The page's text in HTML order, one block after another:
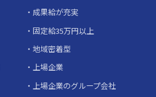
成果給が充実
固定給35万円以上
地域密着型
上場企業
上場企業のグループ会社